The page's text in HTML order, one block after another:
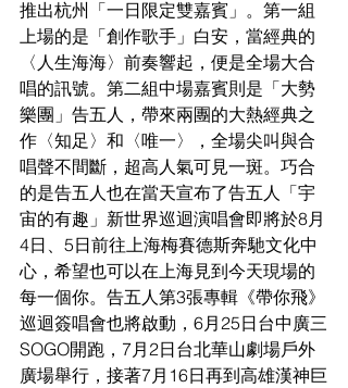
推出杭州「一日限定雙嘉賓」。第一組
上場的是「創作歌手」白安，當經典的
〈人生海海〉前奏響起，便是全場大合
唱的訊號。第二組中場嘉賓則是「大勢
樂團」告五人，帶來兩團的大熱經典之
作〈知足〉和〈唯一〉，全場尖叫與合
唱聲不間斷，超高人氣可見一斑。巧合
的是告五人也在當天宣布了告五人「宇
宙的有趣」新世界巡迴演唱會即將於8月
4日、5日前往上海梅賽德斯奔馳文化中
心，希望也可以在上海見到今天現場的
每一個你。告五人第3張專輯《帶你飛》
巡迴簽唱會也將啟動，6月25日台中廣三
SOGO開跑，7月2日台北華山劇場戶外
廣場舉行，接著7月16日再到高雄漢神巨